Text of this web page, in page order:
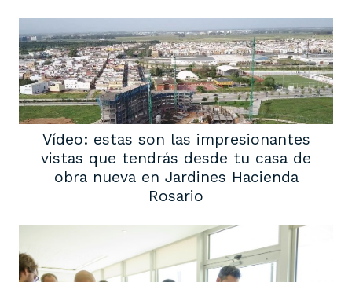
Vídeo: estas son las impresionantes
vistas que tendrás desde tu casa de
obra nueva en Jardines Hacienda
Rosario